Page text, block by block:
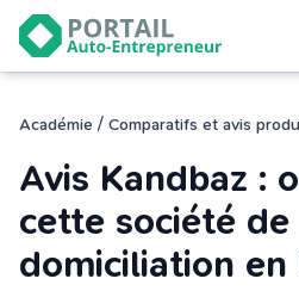
Devenir
auto-entrepreneur
logiciel de facturation
Modifier
mon auto-entreprise
Cesser
mon activité
Académie / Comparatifs et avis
Avis Kandbaz :
cette société de
domiciliation en